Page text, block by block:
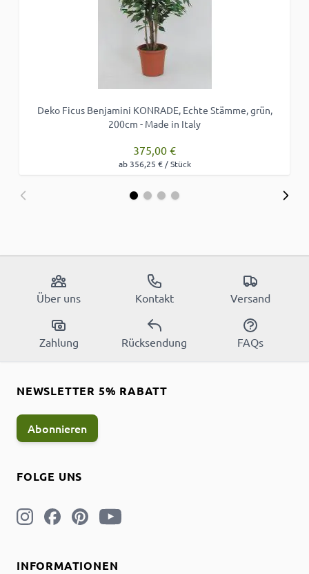
Deko Ficus Benjamini KONRADE, Echte Stämme, grün,
200cm - Made in Italy
375,00 €
ab 356,25 € / Stück
Über uns Kontakt Versand
Zahlung Rücksendung FAQs
INFORMATIONEN
FOLGE UNS
NEWSLETTER 5% RABATT
Abonnieren